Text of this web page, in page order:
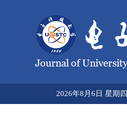
2026年8月6日 星期四